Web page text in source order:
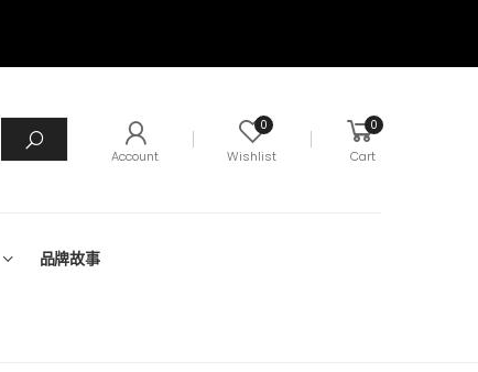
Account
0
Wishlist
0
Cart
品牌故事